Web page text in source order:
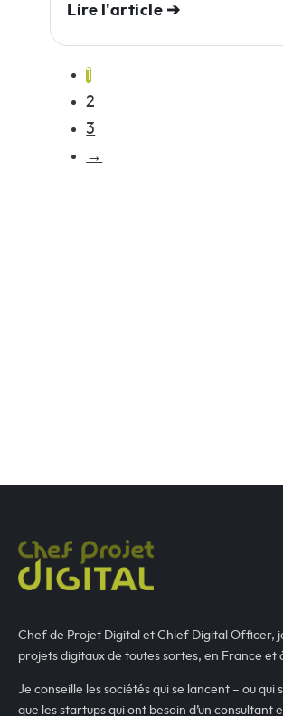
Lire l'article ➔
2
3
→
Chef de Projet Digital et Chief Digital Officer,
projets digitaux de toutes sortes, en France et
Je conseille les sociétés qui se lancent – ou qui
que les startups qui ont besoin d’un consultant